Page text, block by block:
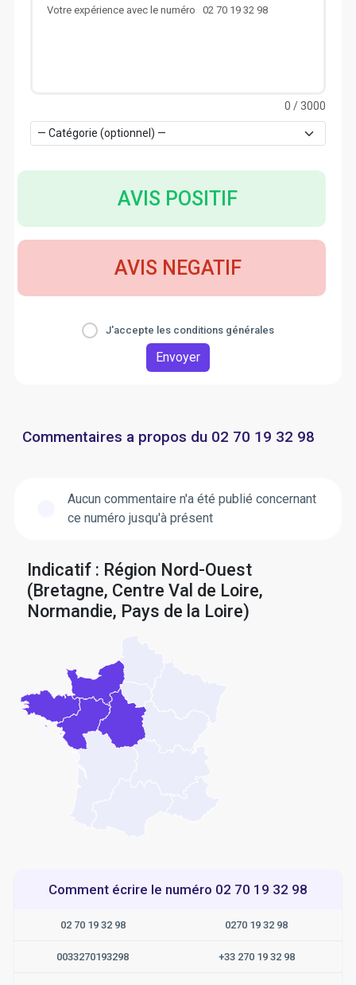
0 / 3000
AVIS POSITIF
AVIS NEGATIF
J'accepte les conditions générales
Envoyer
Commentaires a propos du 02 70 19 32 98
Aucun commentaire n'a été publié concernant
ce numéro jusqu'à présent
Indicatif : Région Nord-Ouest
(Bretagne, Centre Val de Loire,
Normandie, Pays de la Loire)
Comment écrire le numéro 02 70 19 32 98
02 70 19 32 98 0270 19 32 98
0033270193298 +33 270 19 32 98